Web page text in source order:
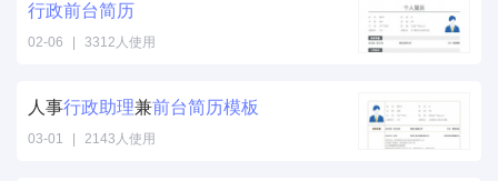
行政前台简历
02-06 3312人使用
人事行政助理兼前台简历模板
03-01 2143人使用